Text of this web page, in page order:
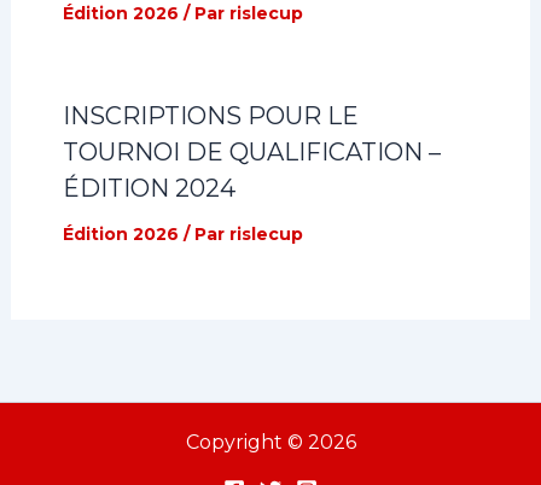
Édition 2026 / Par rislecup
INSCRIPTIONS POUR LE
TOURNOI DE QUALIFICATION –
ÉDITION 2024
Édition 2026 / Par rislecup
Copyright © 2026